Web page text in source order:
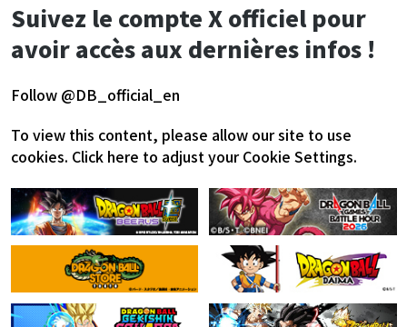
Suivez le compte X officiel pour
avoir accès aux dernières infos !
Follow @DB_official_en
To view this content, please allow our site to use
cookies. Click here to adjust your Cookie Settings.